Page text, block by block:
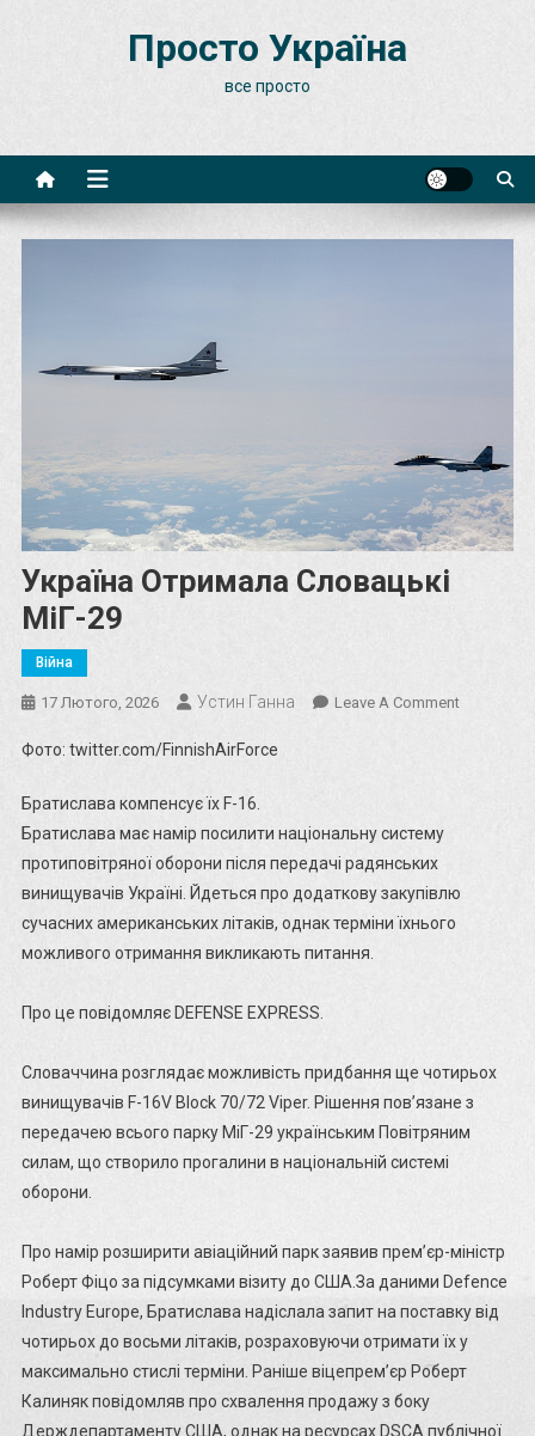
Просто Україна
все просто
Україна Отримала Словацькі
МіГ-29
Війна
17 Лютого, 2026 Устин Ганна Leave A CommentOn
Фото: twitter.com/FinnishAirForce
Братислава компенсує їх F-16.
Братислава має намір посилити національну систему
протиповітряної оборони після передачі радянських
винищувачів Україні. Йдеться про додаткову закупівлю
сучасних американських літаків, однак терміни їхнього
можливого отримання викликають питання.
Про це повідомляє DEFENSE EXPRESS.
Словаччина розглядає можливість придбання ще чотирьох
винищувачів F-16V Block 70/72 Viper. Рішення пов’язане з
передачею всього парку МіГ-29 українським Повітряним
силам, що створило прогалини в національній системі
оборони.
Про намір розширити авіаційний парк заявив прем’єр-міністр
Роберт Фіцо за підсумками візиту до США.За даними Defence
Industry Europe, Братислава надіслала запит на поставку від
чотирьох до восьми літаків, розраховуючи отримати їх у
максимально стислі терміни. Раніше віцепрем’єр Роберт
Калиняк повідомляв про схвалення продажу з боку
Держдепартаменту США, однак на ресурсах DSCA публічної